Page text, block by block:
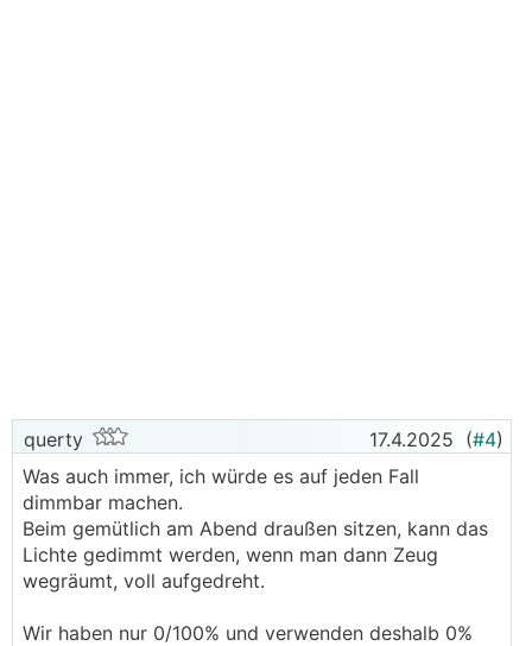
querty 17.4.2025 (#4)
Was auch immer, ich würde es auf jeden Fall
dimmbar machen.
Beim gemütlich am Abend draußen sitzen, kann das
Lichte gedimmt werden, wenn man dann Zeug
wegräumt, voll aufgedreht.
Wir haben nur 0/100% und verwenden deshalb 0%